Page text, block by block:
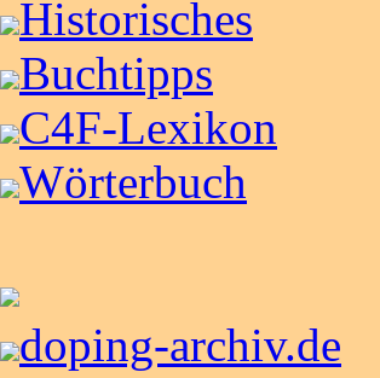
Historisches
Buchtipps
C4F-Lexikon
Wörterbuch
doping-archiv.de